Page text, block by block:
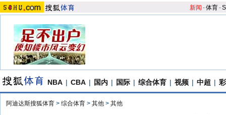
新闻 -体育-S
NBA | CBA | 国内 | 国际 | 综合体育 | 视频 | 中超 |
阿迪达斯搜狐体育 > 综合体育 > 其他 > 其他